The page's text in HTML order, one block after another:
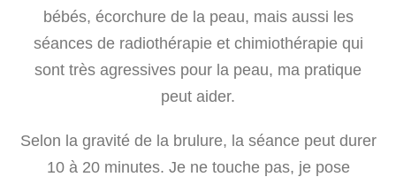
bébés, écorchure de la peau, mais aussi les
séances de radiothérapie et chimiothérapie qui
sont très agressives pour la peau, ma pratique
peut aider.
Selon la gravité de la brulure, la séance peut durer
10 à 20 minutes. Je ne touche pas, je pose